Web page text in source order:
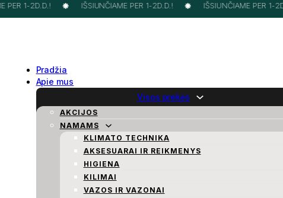
PER 1-2D.D.! IŠSIUNČIAME PER 1-2D.D.! IŠSIUNČIAME PER 1-
Pradžia
Apie mus
Visos prekės
AKCIJOS
NAMAMS
KLIMATO TECHNIKA
AKSESUARAI IR REIKMENYS
HIGIENA
KILIMAI
VAZOS IR VAZONAI